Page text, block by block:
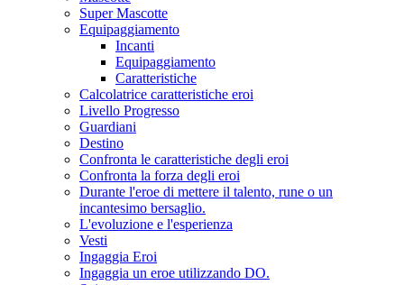
Super Mascotte
Equipaggiamento
Incanti
Equipaggiamento
Caratteristiche
Calcolatrice caratteristiche eroi
Livello Progresso
Guardiani
Destino
Confronta le caratteristiche degli eroi
Confronta la forza degli eroi
Durante l'eroe di mettere il talento, rune o un
incantesimo bersaglio.
L'evoluzione e l'esperienza
Vesti
Ingaggia Eroi
Ingaggia un eroe utilizzando DO.